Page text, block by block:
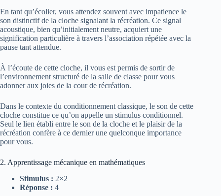
En tant qu’écolier, vous attendez souvent avec impatience le
son distinctif de la cloche signalant la récréation. Ce signal
acoustique, bien qu’initialement neutre, acquiert une
signification particulière à travers l’association répétée avec la
pause tant attendue.
À l’écoute de cette cloche, il vous est permis de sortir de
l’environnement structuré de la salle de classe pour vous
adonner aux joies de la cour de récréation.
Dans le contexte du conditionnement classique, le son de cette
cloche constitue ce qu’on appelle un stimulus conditionnel.
Seul le lien établi entre le son de la cloche et le plaisir de la
récréation confère à ce dernier une quelconque importance
pour vous.
2. Apprentissage mécanique en mathématiques
Stimulus : 2×2
Réponse : 4